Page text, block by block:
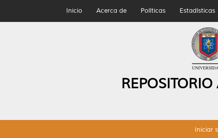
Inicio Acerca de Políticas Estadísticas
Iniciar